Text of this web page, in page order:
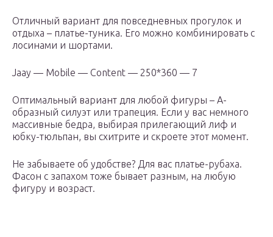
Отличный вариант для повседневных прогулок и
отдыха – платье-туника. Его можно комбинировать с
лосинами и шортами.
Jaay — Mobile — Content — 250*360 — 7
Оптимальный вариант для любой фигуры – А-
образный силуэт или трапеция. Если у вас немного
массивные бедра, выбирая прилегающий лиф и
юбку-тюльпан, вы схитрите и скроете этот момент.
Не забываете об удобстве? Для вас платье-рубаха.
Фасон с запахом тоже бывает разным, на любую
фигуру и возраст.